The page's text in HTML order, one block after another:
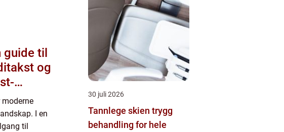
til
og
moderne
I en
til
30 juli 2026
Tannlege skien trygg
behandling for hele